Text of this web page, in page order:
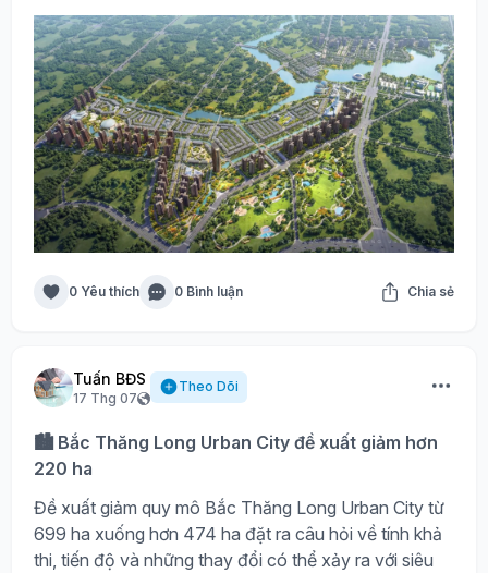
0 Yêu thích 0 Bình luận Chia sẻ
Tuấn BĐS
17 Thg 07
Theo Dõi
🏙️ Bắc Thăng Long Urban City đề xuất giảm hơn
220 ha
Đề xuất giảm quy mô Bắc Thăng Long Urban City từ
699 ha xuống hơn 474 ha đặt ra câu hỏi về tính khả
thi, tiến độ và những thay đổi có thể xảy ra với siêu